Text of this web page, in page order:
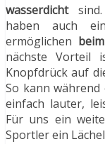
wasserdichtsind.
haben auch
ermöglichen
nächste Vorteil
Knopfdrück auf
So kann
einfach lauter,
Für uns ein
Sportler ein